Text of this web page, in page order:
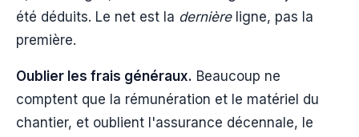
été déduits. Le net est la dernièreligne, pas la
première.
Oublier les frais généraux. Beaucoup ne
comptent que la rémunération et le matériel du
chantier, et oublient l'assurance décennale, le